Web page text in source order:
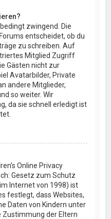
zwingend. Die
entscheidet, ob du
zu schreiben. Auf
Mitglied Zugriff
Gästen nicht zur
Avatarbilder, Private
andere Mitglieder,
so weiter. Wir
da sie schnell erledigt ist
Online Privacy
Gesetz zum Schutz
Internet von 1998) ist
festlegt, dass Websites,
Daten von Kindern unter
Zustimmung der Eltern